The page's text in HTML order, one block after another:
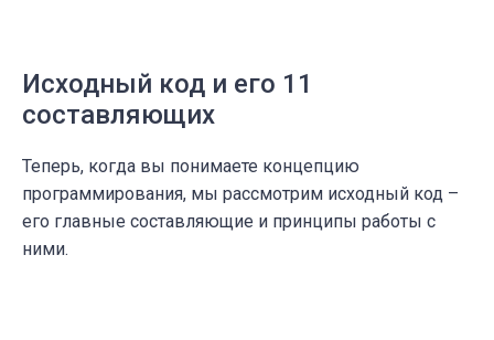
Исходный код и его 11
составляющих
Теперь, когда вы понимаете концепцию
программирования, мы рассмотрим исходный код –
его главные составляющие и принципы работы с
ними.